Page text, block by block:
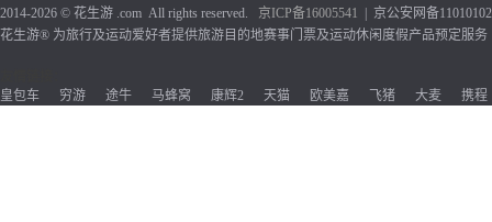
2014-2026 © 花生游 .com All rights reserved. 京ICP备16005541 | 京公安网备
花生游® 为旅行及运动爱好者提供旅游目的地赛事门票及运动休闲度假产品预定服务
皇包车
穷游 途牛 马蜂窝 康辉2 天猫 欧美嘉 飞猪 大麦 携程